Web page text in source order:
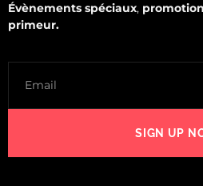
Évènements spéciaux,
primeur.
SIGN UP